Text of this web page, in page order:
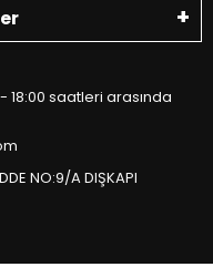
18:00 saatleri arasında
NO:9/A DIŞKAPI